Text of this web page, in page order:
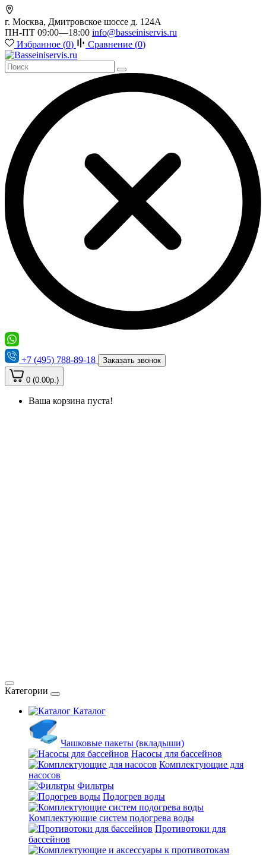
г. Москва, Дмитровское шоссе д. 124А
ПН-ПТ 09:00—18:00 info@basseiniservis.ru
Избранное (0) Сравнение (0)
+7 (495) 788-89-18 Заказать звонок
0 (0.00р.)
Ваша корзина пуста!
Категории
Каталог
Чашковые пакеты (вкладыши)
Насосы для бассейнов
Комплектующие для
насосов
Фильтры
Подогрев воды
Комплектующие систем подогрева воды
Противотоки для
бассейнов